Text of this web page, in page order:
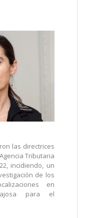
las directrices
Tributaria
incidiendo, un
de los
en
para el